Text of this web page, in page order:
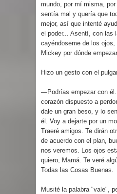
mundo, por mí misma,
sentía mal y quería que
mejor, así que intenté
el poder... Asentí, con las
cayéndoseme de los ojos,
Mickey por dónde
Hizo un gesto con el
—Podrías empezar con
corazón dispuesto a
dale un gran beso, y lo
él. Voy a dejarte por un
Traeré amigos. Te dirán
de acuerdo con el plan,
nos veremos. Los ojos
quiero, Mamá. Te veré
Todas las Cosas Buenas.
Musité la palabra "vale",